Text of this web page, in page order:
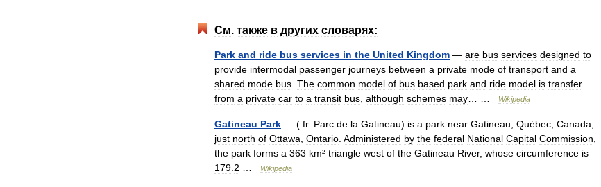
См. также в других словарях:
Park and ride bus services in the United Kingdom — are bus services designed to
provide intermodal passenger journeys between a private mode of transport and a
shared mode bus The common model of bus based park and ride model is transfer
from a private car to a transit bus although schemes may Wikipedia
Gatineau Park — ( fr. Parc de la Gatineau) is a park near Gatineau Québec Canada
just north of Ottawa Ontario Administered by the federal National Capital Commission
the park forms a 363 km² triangle west of the Gatineau River, whose circumference is
179 2 Wikipedia